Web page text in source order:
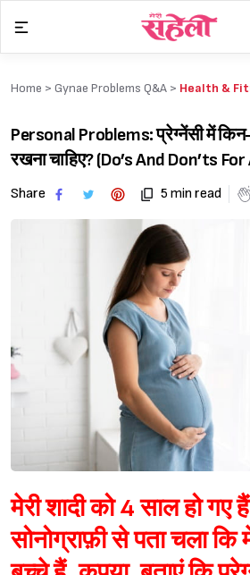
content
Home > Gynae Problems Q&A > Health &
Personal Problems: प्रेग्नेंसी में किन-
रखना चाहिए? (Do’s And Don’ts
Share 5 min read
मेरी शादी को 4 साल हो गए
सोनोग्राफ़ी से पता चला कि